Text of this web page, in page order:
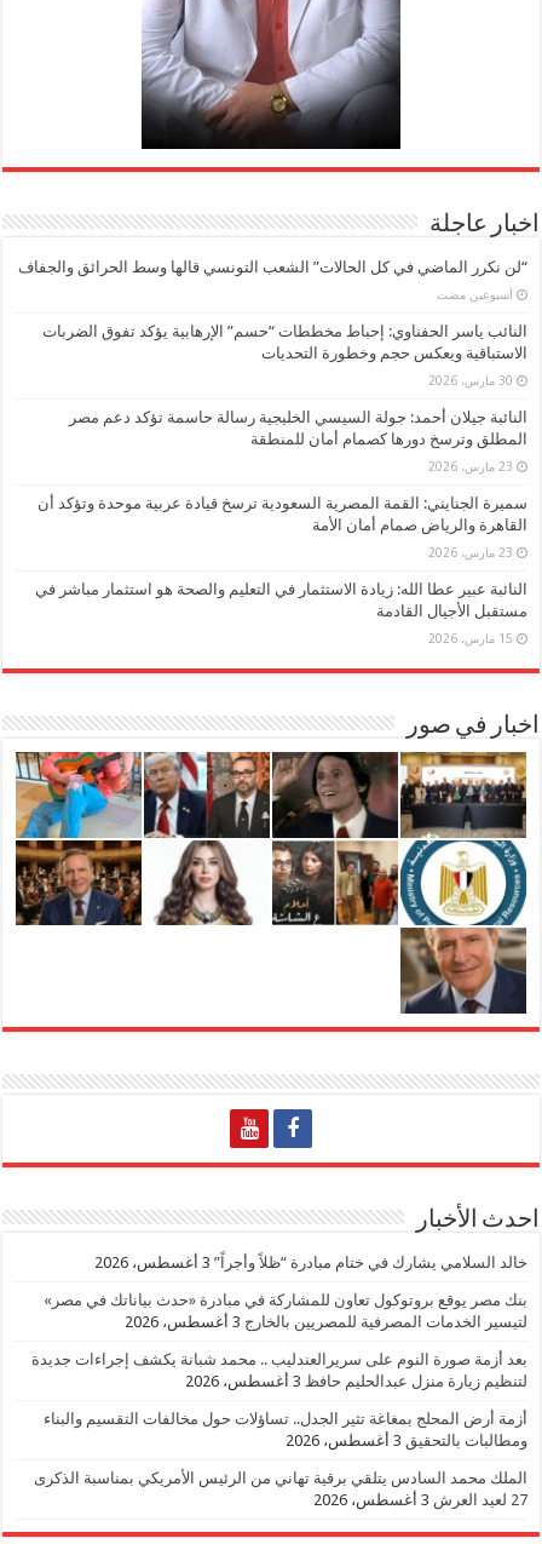
اخبار عاجلة
“لن نكرر الماضي في كل الحالات” الشعب التونسي قالها وسط الحرائق والجفاف
‏أسبوعين مضت
النائب ياسر الحفناوي: إحباط مخططات “حسم” الإرهابية يؤكد تفوق الضربات
الاستباقية ويعكس حجم وخطورة التحديات
30 مارس، 2026
النائبة جيلان أحمد: جولة السيسي الخليجية رسالة حاسمة تؤكد دعم مصر
المطلق وترسخ دورها كصمام أمان للمنطقة
23 مارس، 2026
سميرة الجنايني: القمة المصرية السعودية ترسخ قيادة عربية موحدة وتؤكد أن
القاهرة والرياض صمام أمان الأمة
23 مارس، 2026
النائبة عبير عطا الله: زيادة الاستثمار في التعليم والصحة هو استثمار مباشر في
مستقبل الأجيال القادمة
15 مارس، 2026
اخبار في صور
احدث الأخبار
خالد السلامي يشارك في ختام مبادرة “ظلاً وأجراً” 3 أغسطس، 2026
بنك مصر يوقع بروتوكول تعاون للمشاركة في مبادرة «حدث بياناتك في مصر»
لتيسير الخدمات المصرفية للمصريين بالخارج 3 أغسطس، 2026
بعد أزمة صورة النوم على سريرالعندليب .. محمد شبانة يكشف إجراءات جديدة
لتنظيم زيارة منزل عبدالحليم حافظ 3 أغسطس، 2026
أزمة أرض المحلج بمغاغة تثير الجدل.. تساؤلات حول مخالفات التقسيم والبناء
ومطالبات بالتحقيق 3 أغسطس، 2026
الملك محمد السادس يتلقي برقية تهاني من الرئيس الأمريكي بمناسبة الذكرى
27 لعيد العرش
3 أغسطس، 2026